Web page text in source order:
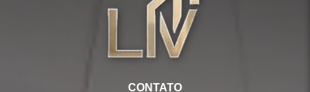
CONTATO